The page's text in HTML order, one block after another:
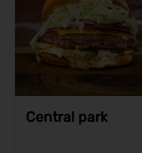
Central park